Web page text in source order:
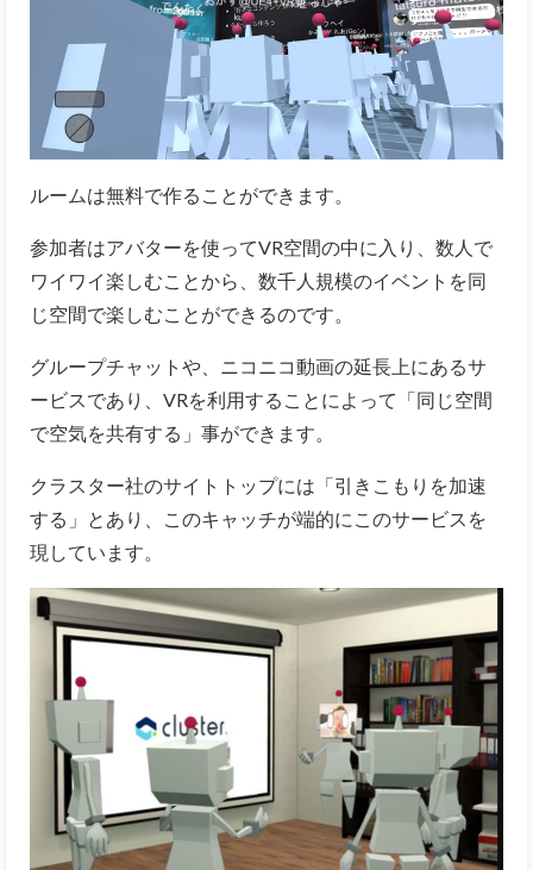
ルームは無料で作ることができます。
参加者はアバターを使ってVR空間の中に入り、数人で
ワイワイ楽しむことから、数千人規模のイベントを同
じ空間で楽しむことができるのです。
グループチャットや、ニコニコ動画の延長上にあるサ
ービスであり、VRを利用することによって「同じ空間
で空気を共有する」事ができます。
クラスター社のサイトトップには「引きこもりを加速
する」とあり、このキャッチが端的にこのサービスを
現しています。